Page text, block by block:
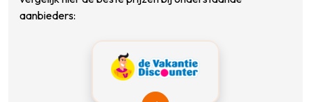
aanbieders: